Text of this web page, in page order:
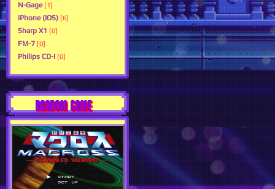
N-Gage [1]
iPhone (IOS) [6]
Sharp X1 [0]
FM-7 [0]
Philips CD-I [0]
RANDOM GAME